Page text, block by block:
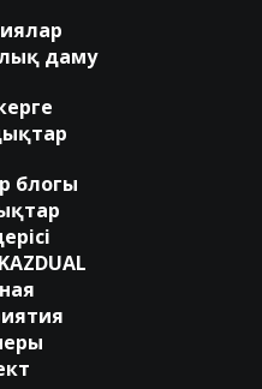
даму
блогы